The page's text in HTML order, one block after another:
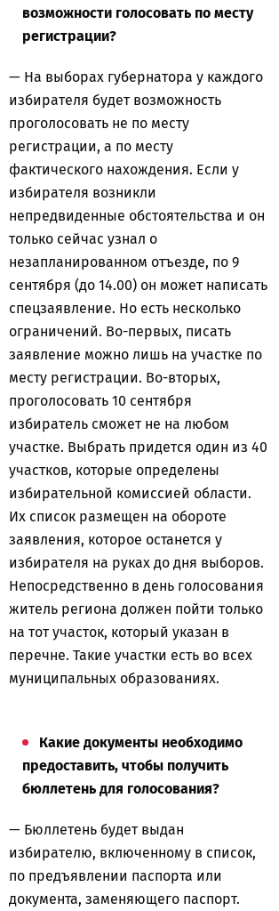
возможности голосовать по месту
регистрации?
— На выборах губернатора у каждого
избирателя будет возможность
проголосовать не по месту
регистрации, а по месту
фактического нахождения. Если у
избирателя возникли
непредвиденные обстоятельства и он
только сейчас узнал о
незапланированном отъезде, по 9
сентября (до 14.00) он может написать
спецзаявление. Но есть несколько
ограничений. Во-первых, писать
заявление можно лишь на участке по
месту регистрации. Во-вторых,
проголосовать 10 сентября
избиратель сможет не на любом
участке. Выбрать придется один из 40
участков, которые определены
избирательной комиссией области.
Их список размещен на обороте
заявления, которое останется у
избирателя на руках до дня выборов.
Непосредственно в день голосования
житель региона должен пойти только
на тот участок, который указан в
перечне. Такие участки есть во всех
муниципальных образованиях.
Какие документы необходимо
предоставить, чтобы получить
бюллетень для голосования?
— Бюллетень будет выдан
избирателю, включенному в список,
по предъявлении паспорта или
документа, заменяющего паспорт.